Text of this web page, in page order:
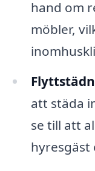
hand om
möbler,
att städa
se till att
hyresgäst